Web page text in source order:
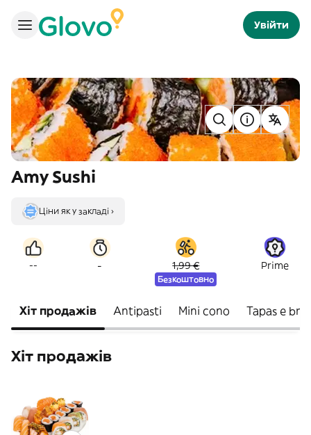
Увійти
Amy Sushi
Ціни як у закладі ›
-- - 1,99 €
Безкоштовно
Prime
Хіт продажів Antipasti Mini cono Tapas e
Хіт продажів